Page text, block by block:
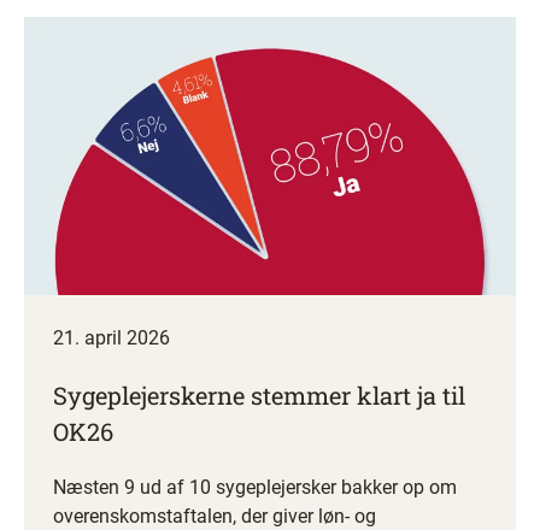
21. april 2026
Sygeplejerskerne stemmer klart ja til
OK26
Næsten 9 ud af 10 sygeplejersker bakker op om
overenskomstaftalen, der giver løn- og